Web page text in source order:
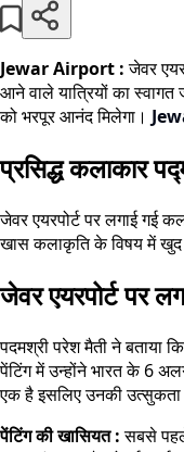
Jewar Airport :जेवर
आने वाले यात्रियों का स्वागत
को भरपूर आनंद मिलेगा।
प्रसिद्ध कलाकार
जेवर एयरपोर्ट पर लगाई गई
खास कलाकृति के विषय में खुद
जेवर एयरपोर्ट पर
पदमश्री परेश मैती ने बताया
पेंटिंग में उन्होंने भारत के 6
एक है इसलिए उनकी उत्सुकता
पेंटिंग की खासियत :सबसे